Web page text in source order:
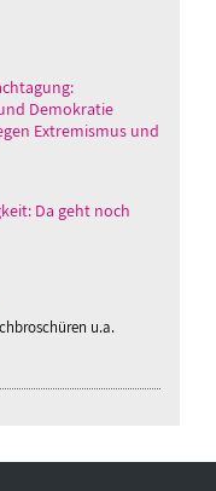
Demokratie
Extremismus und
Da geht noch
u.a.